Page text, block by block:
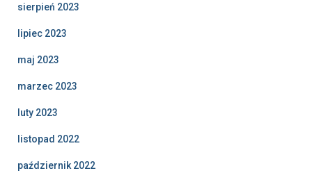
sierpień 2023
lipiec 2023
maj 2023
marzec 2023
luty 2023
listopad 2022
październik 2022